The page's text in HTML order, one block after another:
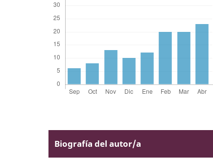
Biografía del autor/a